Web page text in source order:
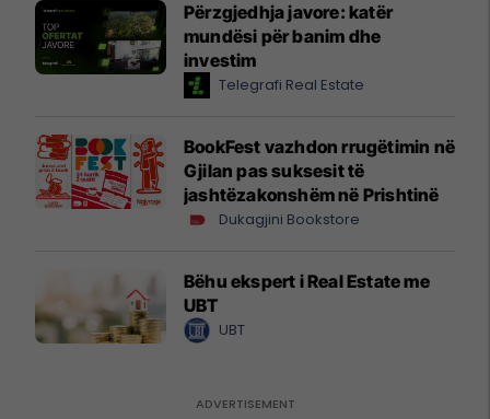
Përzgjedhja javore: katër
mundësi për banim dhe
investim
Telegrafi Real Estate
BookFest vazhdon rrugëtimin në
Gjilan pas suksesit të
jashtëzakonshëm në Prishtinë
Dukagjini Bookstore
Bëhu ekspert i Real Estate me
UBT
UBT